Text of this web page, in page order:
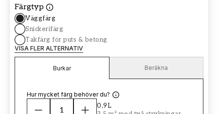
Färgtyp
Väggfärg
Snickerifärg
Takfärg för puts & betong
VISA FLER ALTERNATIV
Burkar Beräkna
Hur mycket färg behöver du?
0,9L